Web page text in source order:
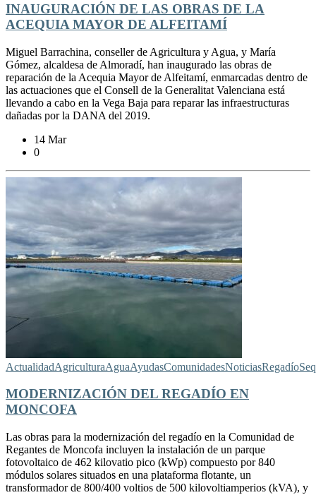
INAUGURACIÓN DE LAS OBRAS DE LA
ACEQUIA MAYOR DE ALFEITAMÍ
Miguel Barrachina, conseller de Agricultura y Agua, y María
Gómez, alcaldesa de Almoradí, han inaugurado las obras de
reparación de la Acequia Mayor de Alfeitamí, enmarcadas dentro de
las actuaciones que el Consell de la Generalitat Valenciana está
llevando a cabo en la Vega Baja para reparar las infraestructuras
dañadas por la DANA del 2019.
14 Mar
0
ActualidadAgriculturaAguaAyudasComunidadesNoticiasRegadío
MODERNIZACIÓN DEL REGADÍO EN
MONCOFA
Las obras para la modernización del regadío en la Comunidad de
Regantes de Moncofa incluyen la instalación de un parque
fotovoltaico de 462 kilovatio pico (kWp) compuesto por 840
módulos solares situados en una plataforma flotante, un
transformador de 800/400 voltios de 500 kilovoltiamperios (kVA), y